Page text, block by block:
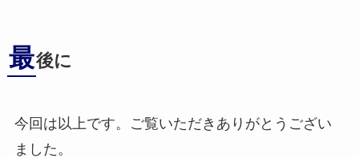
最後に
今回は以上です。ご覧いただきありがとうござい
ました。